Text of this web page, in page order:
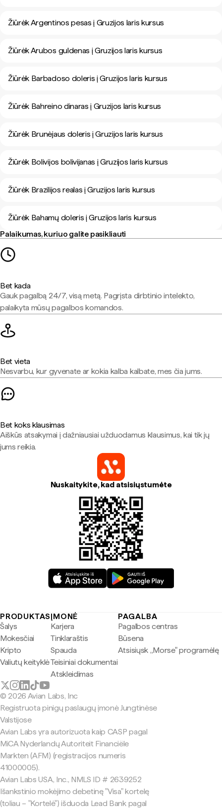
Žiūrėk Argentinos pesas į Gruzijos laris kursus
Žiūrėk Arubos guldenas į Gruzijos laris kursus
Žiūrėk Barbadoso doleris į Gruzijos laris kursus
Žiūrėk Bahreino dinaras į Gruzijos laris kursus
Žiūrėk Brunėjaus doleris į Gruzijos laris kursus
Žiūrėk Bolivijos bolivijanas į Gruzijos laris kursus
Žiūrėk Brazilijos realas į Gruzijos laris kursus
Žiūrėk Bahamų doleris į Gruzijos laris kursus
Palaikumas, kuriuo galite pasikliauti
Bet kada
Gauk pagalbą 24/7, visą metą. Pagrįsta dirbtinio intelekto,
palaikyta mūsų pagalbos komandos.
Bet vieta
Nesvarbu, kur gyvenate ar kokia kalba kalbate, mes čia jums.
Bet koks klausimas
Aiškūs atsakymai į dažniausiai užduodamus klausimus, kai tik jų
jums reikia.
Nuskaitykite, kad atsisiųstumėte
PRODUKTAS
Šalys
Mokesčiai
Kripto
Valiutų keityklė
ĮMONĖ
Karjera
Tinklaraštis
Spauda
Teisiniai dokumentai
Atskleidimas
PAGALBA
Pagalbos centras
Būsena
Atsisiųsk „Morse" programėlę
© 2026 Avian Labs, Inc
Registruota pinigų paslaugų įmonė Jungtinėse
Valstijose
Avian Labs yra autorizuota kaip CASP pagal
MiCA Nyderlandų Autoriteit Financiële
Markten (AFM) (registracijos numeris
41000005).
Avian Labs USA, Inc., NMLS ID # 2639252
Išankstinio mokėjimo debetinę "Visa" kortelę
(toliau – "Kortelė") išduoda Lead Bank pagal